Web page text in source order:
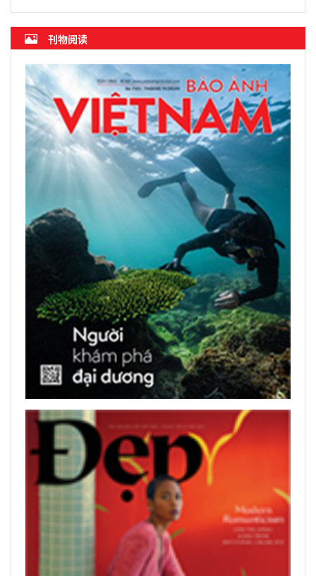
刊物阅读